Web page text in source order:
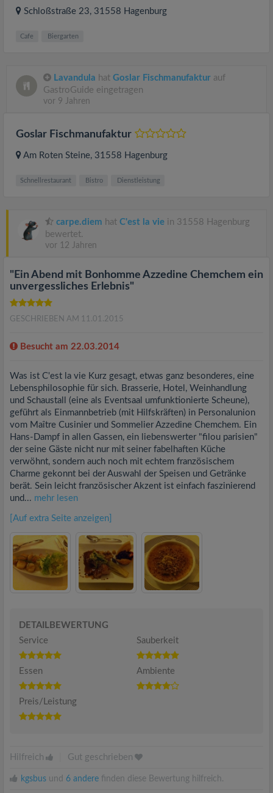
Schloßstraße 23, 31558 Hagenburg
Cafe Biergarten
Lavandula hat Goslar Fischmanufaktur auf
GastroGuide eingetragen
vor 9 Jahren
Goslar Fischmanufaktur
Am Roten Steine, 31558 Hagenburg
Schnellrestaurant Bistro Dienstleistung
carpe.diem hat C'est la vie in 31558 Hagenburg
bewertet.
vor 12 Jahren
"Ein Abend mit Bonhomme Azzedine Chemchem ein
unvergessliches Erlebnis"
GESCHRIEBEN AM 11.01.2015
Besucht am 22.03.2014
Was ist C'est la vie Kurz gesagt, etwas ganz besonderes, eine
Lebensphilosophie für sich. Brasserie, Hotel, Weinhandlung
und Schaustall (eine als Eventsaal umfunktionierte Scheune),
geführt als Einmannbetrieb (mit Hilfskräften) in Personalunion
vom Maître Cusinier und Sommelier Azzedine Chemchem. Ein
Hans-Dampf in allen Gassen, ein liebenswerter "filou parisien"
der seine Gäste nicht nur mit seiner fabelhaften Küche
verwöhnt, sondern auch noch mit echtem französischem
Charme gekonnt bei der Auswahl der Speisen und Getränke
berät. Sein leicht französischer Akzent ist einfach faszinierend
und... mehr lesen
[Auf extra Seite anzeigen]
DETAILBEWERTUNG
Service
Sauberkeit
Essen Ambiente
Preis/Leistung
Hilfreich Gut geschrieben
kgsbus und 6 andere finden diese Bewertung hilfreich.